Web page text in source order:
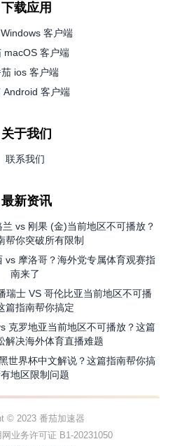
下载应用
客户端
macOS 客户端
ios 客户端
Android 客户端
关于我们
联系我们
最新资讯
vs 刚果 (金)当前地区不可播放？
帮你突破所有限制
vs 摩洛哥？海外党专属体育观赛指
南来了
瑞士 VS 哥伦比亚当前地区不可播
篇指南帮你搞定
克罗地亚当前地区不可播放？这篇
解决海外体育直播难题
世界杯中文解说？这篇指南帮你搞
地区限制问题
© 2023 番茄加速器
业务许可证 B1-20231050